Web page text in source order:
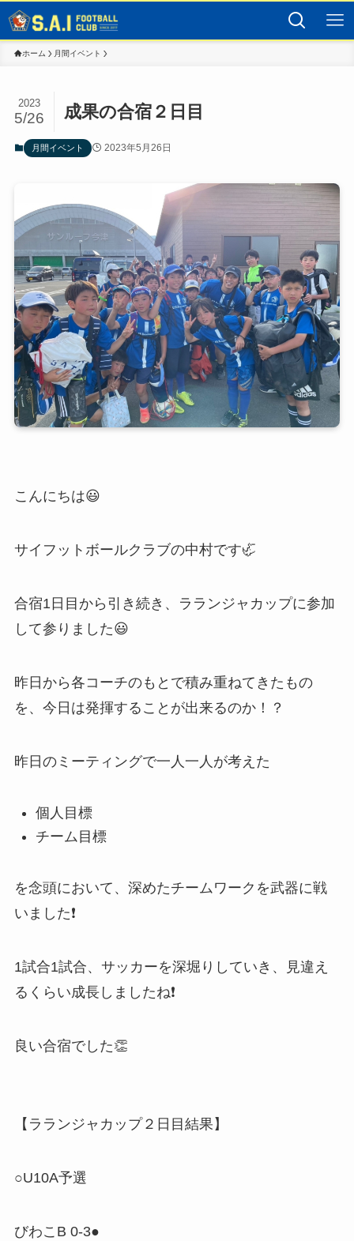
ホーム 月間イベント
成果の合宿２日目
2023
5/26
月間イベント 2023年5月26日
こんにちは😃
サイフットボールクラブの中村です🦏
合宿1日目から引き続き、ラランジャカップに参加
して参りました😃
昨日から各コーチのもとで積み重ねてきたもの
を、今日は発揮することが出来るのか！？
昨日のミーティングで一人一人が考えた
個人目標
チーム目標
を念頭において、深めたチームワークを武器に戦
いました❗️
1試合1試合、サッカーを深堀りしていき、見違え
るくらい成長しましたね❗️
良い合宿でした👏
【ラランジャカップ２日目結果】
○U10A予選
びわこB 0-3●